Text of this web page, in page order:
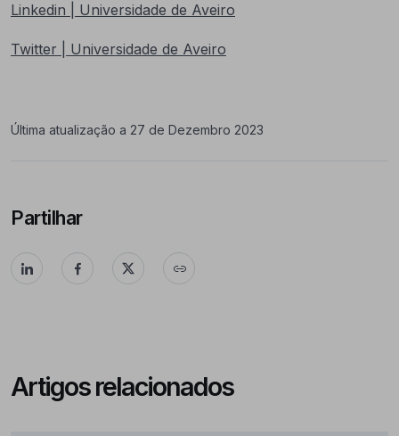
Linkedin | Universidade de Aveiro
Twitter | Universidade de Aveiro
Última atualização a 27 de Dezembro 2023
Partilhar
Artigos relacionados